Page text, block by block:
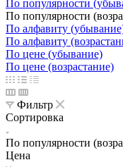
По популярности
По популярности
По алфавиту
По алфавиту
По цене (убывание)
По цене (возрастание)
Фильтр
Сортировка
По популярности
Цена